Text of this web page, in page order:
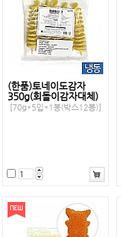
(한품)토네이도감자
350g(회돌이감자대체)
[70g*5입*1봉(박스12봉)]